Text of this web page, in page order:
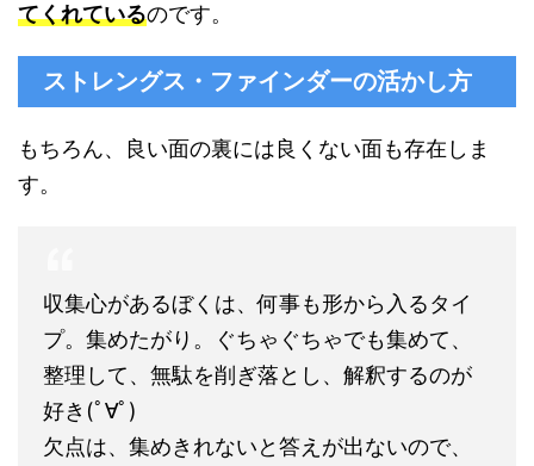
てくれているのです。
ストレングス・ファインダーの活かし方
もちろん、良い面の裏には良くない面も存在しま
す。
収集心があるぼくは、何事も形から入るタイ
プ。集めたがり。ぐちゃぐちゃでも集めて、
整理して、無駄を削ぎ落とし、解釈するのが
好き(ﾟ∀ﾟ)
欠点は、集めきれないと答えが出ないので、